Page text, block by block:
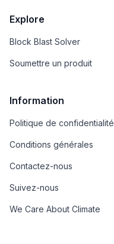
Explore
Block Blast Solver
Soumettre un produit
Information
Politique de confidentialité
Conditions générales
Contactez-nous
Suivez-nous
We Care About Climate